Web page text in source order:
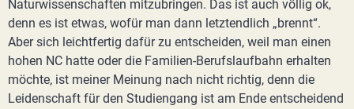
Naturwissenschaften mitzubringen. Das ist auch völlig ok,
denn es ist etwas, wofür man dann letztendlich „brennt“.
Aber sich leichtfertig dafür zu entscheiden, weil man einen
hohen NC hatte oder die Familien-Berufslaufbahn erhalten
möchte, ist meiner Meinung nach nicht richtig, denn die
Leidenschaft für den Studiengang ist am Ende entscheidend